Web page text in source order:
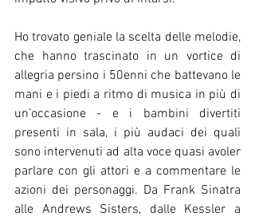
Ho trovato geniale la scelta delle melodie,
che hanno trascinato in un vortice di
allegria persino i 50enni che battevano le
mani e i piedi a ritmo di musica in più di
un’occasione - e i bambini divertiti
presenti in sala, i più audaci dei quali
sono intervenuti ad alta voce quasi avoler
parlare con gli attori e a commentare le
azioni dei personaggi. Da Frank Sinatra
alle Andrews Sisters, dalle Kessler a